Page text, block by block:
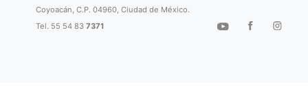
Coyoacán, C.P. 04960, Ciudad de México.
Tel. 55 54 837371